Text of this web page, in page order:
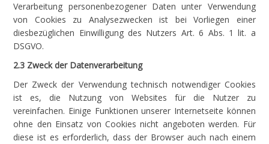
Verarbeitung personenbezogener Daten unter Verwendung
von Cookies zu Analysezwecken ist bei Vorliegen einer
diesbezüglichen Einwilligung des Nutzers Art. 6 Abs. 1 lit. a
DSGVO.
2.3 Zweck der Datenverarbeitung
Der Zweck der Verwendung technisch notwendiger Cookies
ist es, die Nutzung von Websites für die Nutzer zu
vereinfachen. Einige Funktionen unserer Internetseite können
ohne den Einsatz von Cookies nicht angeboten werden. Für
diese ist es erforderlich, dass der Browser auch nach einem